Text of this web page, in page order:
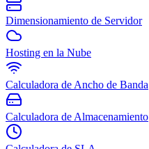
Dimensionamiento de Servidor
Hosting en la Nube
Calculadora de Ancho de Banda
Calculadora de Almacenamiento